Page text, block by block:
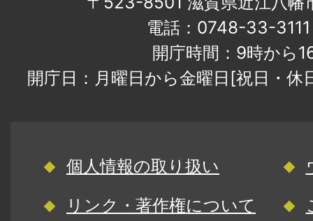
電話：0748-33-
開庁時間：9時から
開庁日：月曜日から金曜日[祝日・
個人情報の取り扱い
リンク・著作権について